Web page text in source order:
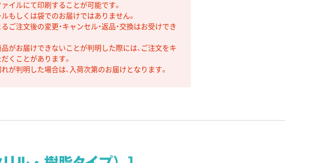
イルにて印刷することが可能です。
もしくは袋でのお届けではありません。
ご注文後の変更・キャンセル・返品・交換はお受けでき
がお届けできないことが判明した際には、ご注文をキ
くことがあります。
が判明した場合は、入荷次第のお届けとなります。